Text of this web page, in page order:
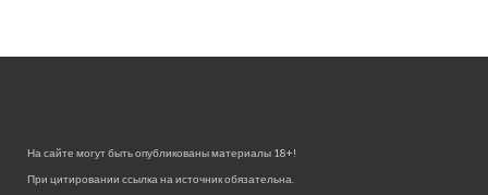
На сайте могут быть опубликованы материалы 18+!
При цитировании ссылка на источник обязательна.